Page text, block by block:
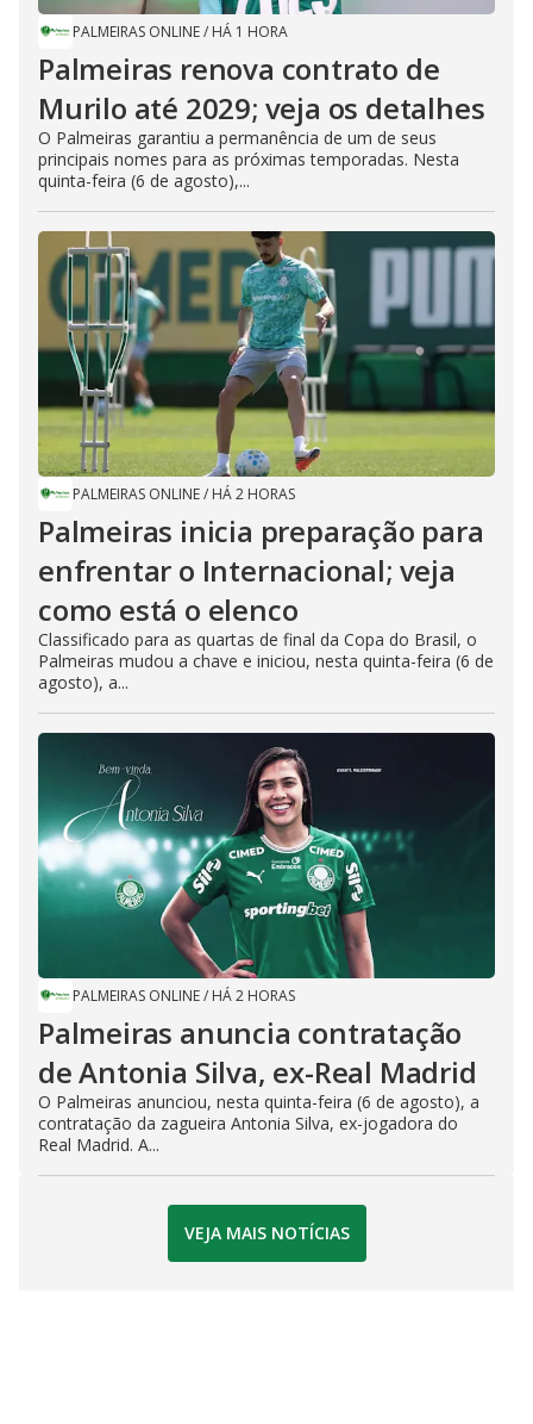
PALMEIRAS ONLINE/ HÁ 1 HORA
Palmeiras renova contrato de
Murilo até 2029; veja os detalhes
O Palmeiras garantiu a permanência de um de seus
principais nomes para as próximas temporadas. Nesta
quinta-feira (6 de agosto),...
PALMEIRAS ONLINE/ HÁ 2 HORAS
Palmeiras inicia preparação para
enfrentar o Internacional; veja
como está o elenco
Classificado para as quartas de final da Copa do Brasil, o
Palmeiras mudou a chave e iniciou, nesta quinta-feira (6 de
agosto), a...
PALMEIRAS ONLINE/ HÁ 2 HORAS
Palmeiras anuncia contratação
de Antonia Silva, ex-Real Madrid
O Palmeiras anunciou, nesta quinta-feira (6 de agosto), a
contratação da zagueira Antonia Silva, ex-jogadora do
Real Madrid. A...
VEJA MAIS NOTÍCIAS